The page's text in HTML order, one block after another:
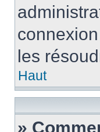
les
Haut
»